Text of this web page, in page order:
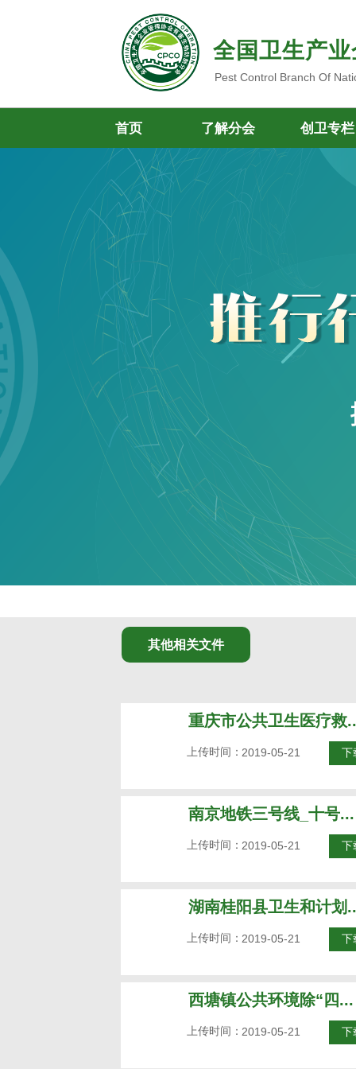
全国卫生产
Pest Control Branch Of
首页 了解分会 创卫专栏
其他相关文件
重庆市公共卫生医疗救
2019-05-21
上传时间： 下
南京地铁三号线_十号...
2019-05-21
上传时间： 下
湖南桂阳县卫生和计划
2019-05-21
上传时间： 下
西塘镇公共环境除“四...
2019-05-21
上传时间： 下